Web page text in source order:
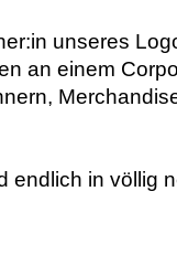
unseres
an einem
endlich in völlig